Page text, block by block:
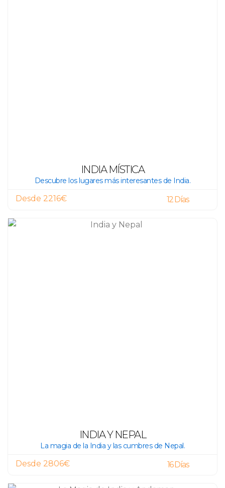
INDIA MÍSTICA
Descubre los lugares más interesantes de India.
Desde 2216€ 12 Días
INDIA Y NEPAL
La magia de la India y las cumbres de Nepal.
Desde 2806€ 16 Días